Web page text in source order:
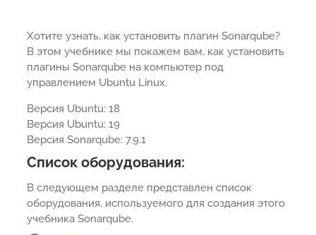
Хотите узнать, как установить плагин Sonarqube?
В этом учебнике мы покажем вам, как установить
плагины Sonarqube на компьютер под
управлением Ubuntu Linux.
Версия Ubuntu: 18
Версия Ubuntu: 19
Версия Sonarqube: 7.9.1
Список оборудования:
В следующем разделе представлен список
оборудования, используемого для создания этого
учебника Sonarqube.